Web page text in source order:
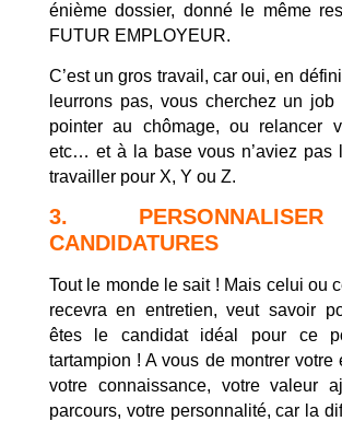
énième dossier, donné le même
FUTUR EMPLOYEUR.
C’est un gros travail, car oui, en
leurrons pas, vous cherchez un
pointer au chômage, ou relancer
etc… et à la base vous n’aviez pas
travailler pour X, Y ou Z.
3.
CANDIDATURES
Tout le monde le sait ! Mais celui ou
recevra en entretien, veut savoir
êtes le candidat idéal pour ce
tartampion ! A vous de montrer votre
votre connaissance, votre valeur
parcours, votre personnalité, car la